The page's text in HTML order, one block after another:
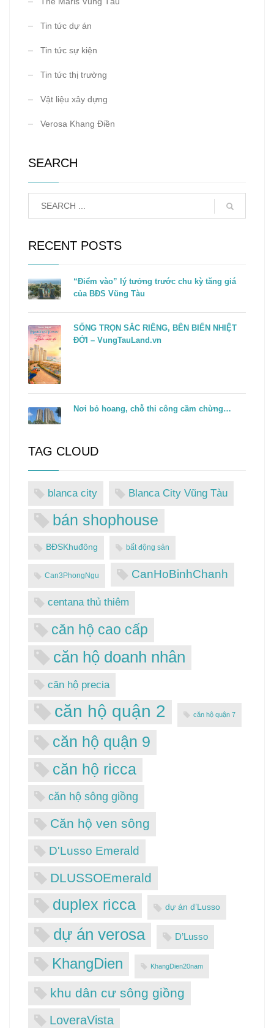
Tin tức dự án
Tin tức sự kiện
Tin tức thị trường
Vật liệu xây dựng
Verosa Khang Điền
SEARCH
RECENT POSTS
“Điểm vào” lý tưởng trước chu kỳ tăng giá
của BĐS Vũng Tàu
SỐNG TRỌN SẮC RIÊNG, BÊN BIỂN NHIỆT
ĐỚI – VungTauLand.vn
Nơi bỏ hoang, chỗ thi công cầm chừng…
TAG CLOUD
blanca city Blanca City Vũng Tàu
bán shophouse
BĐSKhuđông bất động sản
Can3PhongNgu CanHoBinhChanh
centana thủ thiêm
căn hộ cao cấp
căn hộ doanh nhân
căn hộ precia
căn hộ quận 2 căn hộ quận 7
căn hộ quận 9
căn hộ ricca
căn hộ sông giồng
Căn hộ ven sông
D'Lusso Emerald
DLUSSOEmerald
duplex ricca dự án d’Lusso
dự án verosa D’Lusso
KhangDien KhangDien20nam
khu dân cư sông giồng
LoveraVista